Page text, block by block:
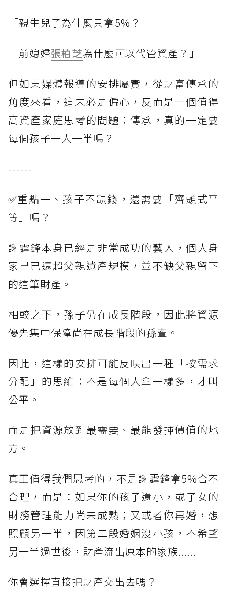
「親生兒子為什麼只拿5%？」
「前媳婦張柏芝為什麼可以代管資產？」
但如果媒體報導的安排屬實，從財富傳承的
角度來看，這未必是偏心，反而是一個值得
高資產家庭思考的問題：傳承，真的一定要
每個孩子一人一半嗎？
------
✅重點一、孩子不缺錢，還需要「齊頭式平
等」嗎？
謝霆鋒本身已經是非常成功的藝人，個人身
家早已遠超父親遺產規模，並不缺父親留下
的這筆財產。
相較之下，孫子仍在成長階段，因此將資源
優先集中保障尚在成長階段的孫輩。
因此，這樣的安排可能反映出一種「按需求
分配」的思維：不是每個人拿一樣多，才叫
公平。
而是把資源放到最需要、最能發揮價值的地
方。
真正值得我們思考的，不是謝霆鋒拿5%合不
合理，而是：如果你的孩子還小，或子女的
財務管理能力尚未成熟；又或者你再婚，想
照顧另一半，因第二段婚姻沒小孩，不希望
另一半過世後，財產流出原本的家族......
你會選擇直接把財產交出去嗎？